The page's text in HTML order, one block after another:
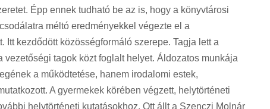
Épp ennek tudható be az is, hogy a könyvtárosi
méltó eredményekkel végezte el a
Itt kezdődött közösségformáló szerepe. Tagja lett a
tagok közt foglalt helyet. Áldozatos munkája
a működtetése, hanem irodalomi estek,
A gyermekek körében végzett, helytörténeti
helytörténeti kutatásokhoz. Ott állt a Szenczi Molnár